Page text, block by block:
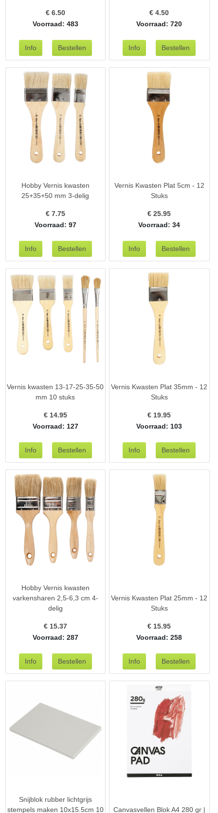
€ 6.50
Voorraad: 483
€4.50
Voorraad: 720
Hobby Vernis kwasten
25+35+50 mm 3-delig
€ 7.75
Voorraad: 97
Vernis Kwasten Plat 5cm - 12
Stuks
€25.95
Voorraad: 34
Vernis kwasten 13-17-25-35-50
mm 10 stuks
€ 14.95
Voorraad: 127
Vernis Kwasten Plat 35mm - 12
Stuks
€ 19.95
Voorraad: 103
Hobby Vernis kwasten
varkensharen 2,5-6,3 cm 4-
delig
€ 15.37
Voorraad: 287
Vernis Kwasten Plat 25mm - 12
Stuks
€ 15.95
Voorraad: 258
Snijblok rubber lichtgrijs
stempels maken 10x15.5cm 10
Canvasvellen Blok A4 280 gr |